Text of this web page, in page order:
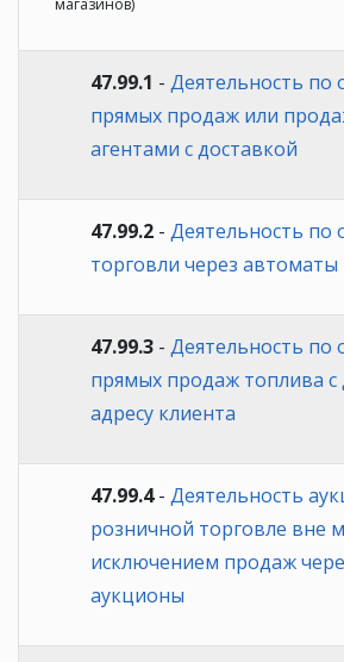
магазинов)
47.99.1 - Деятельность по
прямых продаж или
агентами с доставкой
47.99.2 - Деятельность по
торговли через автоматы
47.99.3 - Деятельность по
прямых продаж топлива с
адресу клиента
47.99.4- Деятельность
розничной торговле вне
исключением продаж
аукционы